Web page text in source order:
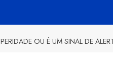
OU É UM SINAL DE